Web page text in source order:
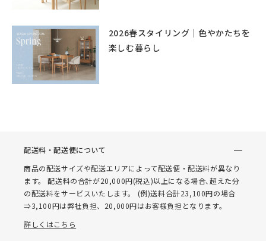
2026春スタイリング｜色やかたちを
楽しむ暮らし
配送料・配送便について
商品の配送サイズや配送エリアによって配送便・配送料が異なり
ます。 配送料の合計が20,000円(税込)以上になる場合､超えた分
の配送料をサービスいたします。 (例)送料合計23,100円の場合
⇒3,100円は弊社負担、20,000円はお客様負担となります。
詳しくはこちら